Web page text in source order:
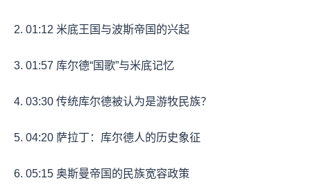
2. 01:12 米底王国与波斯帝国的兴起
3. 01:57 库尔德“国歌”与米底记忆
4. 03:30 传统库尔德被认为是游牧民族？
5. 04:20 萨拉丁：库尔德人的历史象征
6. 05:15 奥斯曼帝国的民族宽容政策